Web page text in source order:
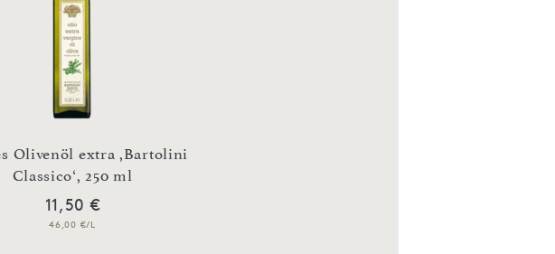
Olivenöl extra ,Bartolini
Classico‘, 250 ml
11,50 €
46,00 €/L